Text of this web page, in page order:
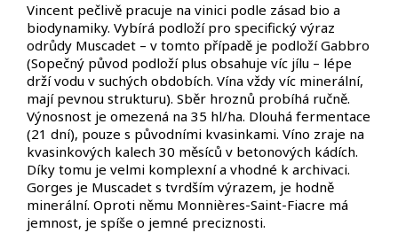
Vincent pečlivě pracuje na vinici podle zásad bio a
biodynamiky. Vybírá podloží pro specifický výraz
odrůdy Muscadet – v tomto případě je podloží Gabbro
(Sopečný původ podloží plus obsahuje víc jílu – lépe
drží vodu v suchých obdobích. Vína vždy víc minerální,
mají pevnou strukturu). Sběr hroznů probíhá ručně.
Výnosnost je omezená na 35 hl/ha. Dlouhá fermentace
(21 dní), pouze s původními kvasinkami. Víno zraje na
kvasinkových kalech 30 měsíců v betonových kádích.
Díky tomu je velmi komplexní a vhodné k archivaci.
Gorges je Muscadet s tvrdším výrazem, je hodně
minerální. Oproti němu Monnières-Saint-Fiacre má
jemnost, je spíše o jemné preciznosti.